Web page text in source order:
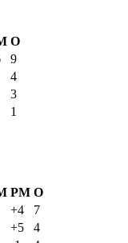
О
9
4
3
1
РМ О
+4
7
+5
4